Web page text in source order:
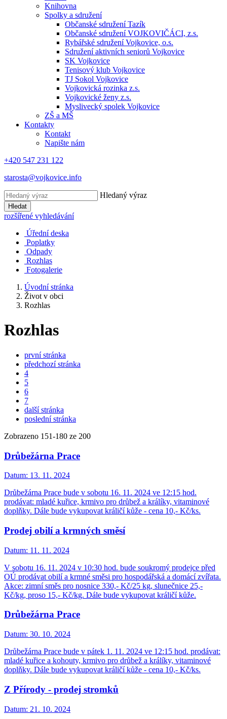
Knihovna
Spolky a sdružení
Občanské sdružení Tazík
Občanské sdružení VOJKOVIČÁCI, z.s.
Rybářské sdružení Vojkovice, o.s.
Sdružení aktivních seniorů Vojkovice
SK Vojkovice
Tenisový klub Vojkovice
TJ Sokol Vojkovice
Vojkovická rozinka z.s.
Vojkovické ženy z.s.
Myslivecký spolek Vojkovice
ZŠ a MŠ
Kontakty
Kontakt
Napište nám
+420 547 231 122
starosta@vojkovice.info
Hledaný výraz
Hledat
rozšířené vyhledávání
Úřední deska
Poplatky
Odpady
Rozhlas
Fotogalerie
Úvodní stránka
Život v obci
Rozhlas
Rozhlas
první stránka
předchozí stránka
4
5
6
7
další stránka
poslední stránka
Zobrazeno 151-180 ze 200
Drůbežárna Prace
Datum: 13. 11. 2024
Drůbežárna Prace bude v sobotu 16. 11. 2024 ve 12:15 hod.
prodávat: mladé kuřice, krmivo pro drůbež a králíky, vitaminové
doplňky. Dále bude vykupovat králičí kůže - cena 10,- Kč/ks.
Prodej obilí a krmných směsí
Datum: 11. 11. 2024
V sobotu 16. 11. 2024 v 10:30 hod. bude soukromý prodejce před
OÚ prodávat obilí a krmné směsi pro hospodářská a domácí zvířata.
Akce: zimní směs pro nosnice 330,- Kč/25 kg, slunečnice 25,-
Kč/kg, proso 15,- Kč/kg. Dále bude vykupovat králičí kůže.
Drůbežárna Prace
Datum: 30. 10. 2024
Drůbežárna Prace bude v pátek 1. 11. 2024 ve 12:15 hod. prodávat:
mladé kuřice a kohouty, krmivo pro drůbež a králíky, vitaminové
doplňky. Dále bude vykupovat králičí kůže - cena 10,- Kč/ks.
Z Přírody - prodej stromků
Datum: 21. 10. 2024